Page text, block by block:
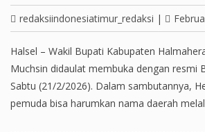
redaksiindonesiatimur_redaksi |
Halsel – Wakil Bupati Kabupaten
Muchsin didaulat membuka dengan resmi
Sabtu (21/2/2026). Dalam sambutannya,
pemuda bisa harumkan nama daerah